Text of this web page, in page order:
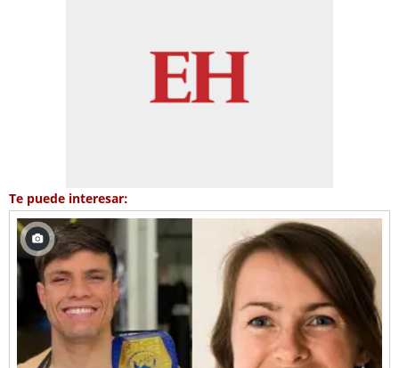
Te puede interesar: